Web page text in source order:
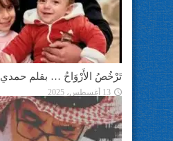
تَرْخُصُ الأَرْوَاحُ … بقلم
13 أغسطس، 2025